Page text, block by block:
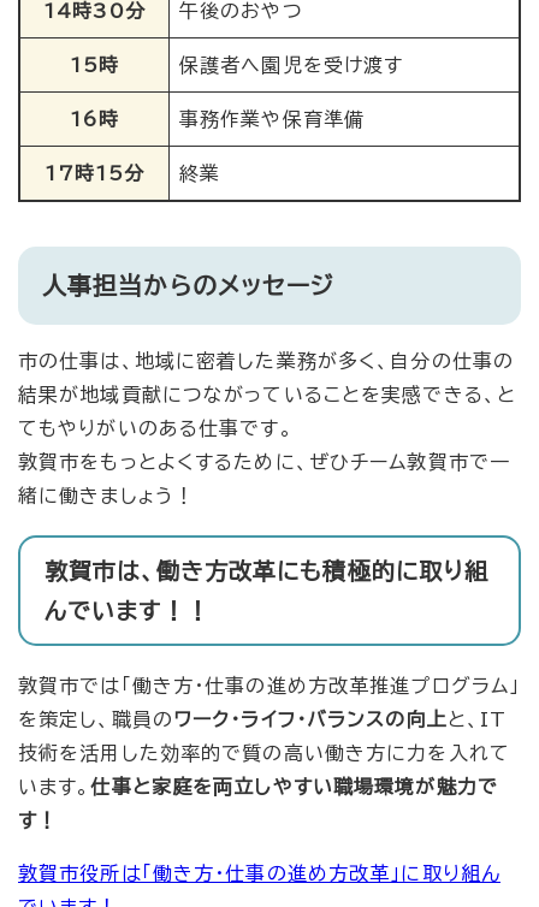
14時30分 午後のおやつ
15時 保護者へ園児を受け渡す
16時 事務作業や保育準備
17時15分 終業
人事担当からのメッセージ
市の仕事は、地域に密着した業務が多く、自分の仕事の
結果が地域貢献につながっていることを実感できる、と
てもやりがいのある仕事です。
敦賀市をもっとよくするために、ぜひチーム敦賀市で一
緒に働きましょう！
敦賀市は、働き方改革にも積極的に取り組
んでいます！！
敦賀市では「働き方・仕事の進め方改革推進プログラム」
を策定し、職員のワーク・ライフ・バランスの向上と、IT
技術を活用した効率的で質の高い働き方に力を入れて
います。仕事と家庭を両立しやすい職場環境が魅力で
す！
敦賀市役所は「働き方・仕事の進め方改革」に取り組ん